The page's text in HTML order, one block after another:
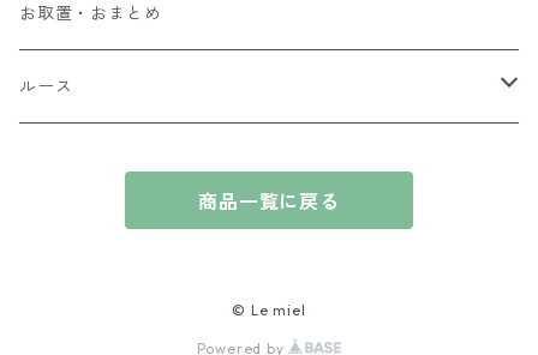
ブローチ
チャーム
ブレスレット
アイオライト
アウイナイト
アクアマリン
お取置・おまとめ
ルース
カボションカット
商品一覧に戻る
© Le miel
Powered by